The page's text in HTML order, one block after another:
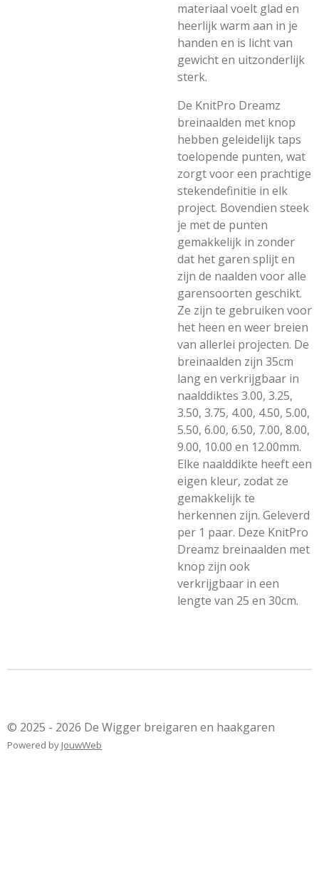
materiaal voelt glad en
heerlijk warm aan in je
handen en is licht van
gewicht en uitzonderlijk
sterk.
De KnitPro Dreamz
breinaalden met knop
hebben geleidelijk taps
toelopende punten, wat
zorgt voor een prachtige
stekendefinitie in elk
project. Bovendien steek
je met de punten
gemakkelijk in zonder
dat het garen splijt en
zijn de naalden voor alle
garensoorten geschikt.
Ze zijn te gebruiken voor
het heen en weer breien
van allerlei projecten. De
breinaalden zijn 35cm
lang en verkrijgbaar in
naalddiktes 3.00, 3.25,
3.50, 3.75, 4.00, 4.50, 5.00,
5.50, 6.00, 6.50, 7.00, 8.00,
9.00, 10.00 en 12.00mm.
Elke naalddikte heeft een
eigen kleur, zodat ze
gemakkelijk te
herkennen zijn. Geleverd
per 1 paar. Deze KnitPro
Dreamz breinaalden met
knop zijn ook
verkrijgbaar in een
lengte van 25 en 30cm.
© 2025 - 2026 De Wigger breigaren en haakgaren
Powered by JouwWeb